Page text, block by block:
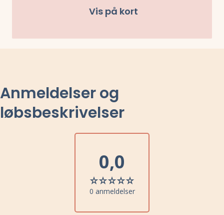
Vis på kort
Anmeldelser og
løbsbeskrivelser
0,0
0 anmeldelser